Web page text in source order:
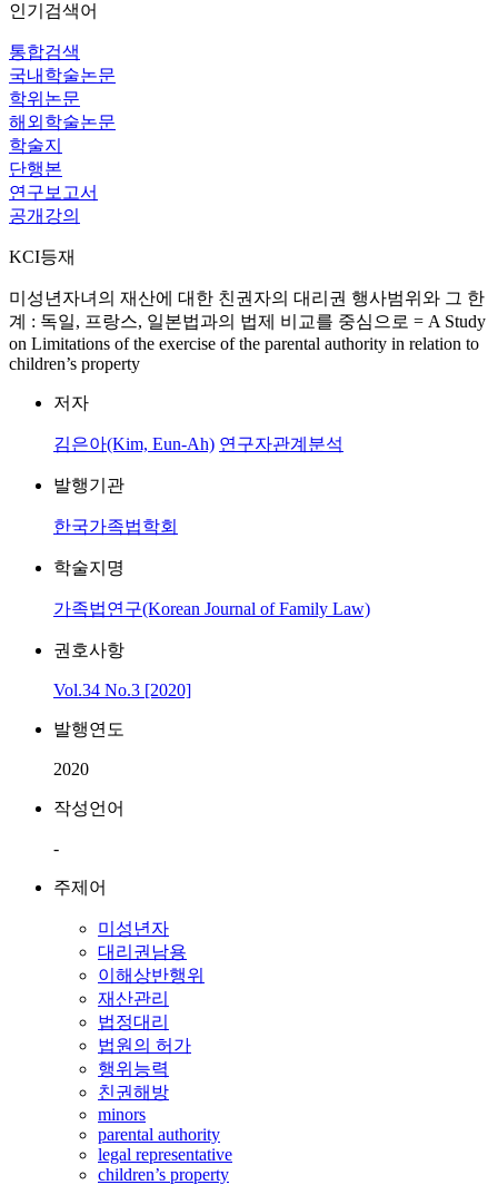
인기검색어
통합검색
국내학술논문
학위논문
해외학술논문
학술지
단행본
연구보고서
공개강의
KCI등재
미성년자녀의 재산에 대한 친권자의 대리권 행사범위와 그 한
계 : 독일, 프랑스, 일본법과의 법제 비교를 중심으로 = A Study
on Limitations of the exercise of the parental authority in relation to
children’s property
저자
김은아(Kim, Eun-Ah) 연구자관계분석
발행기관
한국가족법학회
학술지명
가족법연구(Korean Journal of Family Law)
권호사항
Vol.34 No.3 [2020]
발행연도
2020
작성언어
-
주제어
미성년자
대리권남용
이해상반행위
재산관리
법정대리
법원의 허가
행위능력
친권해방
minors
parental authority
legal representative
children’s property